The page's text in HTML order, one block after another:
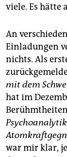
viele. Es hätte
An
Einladungen
nichts. Als
mit dem
hat im
war mir klar,